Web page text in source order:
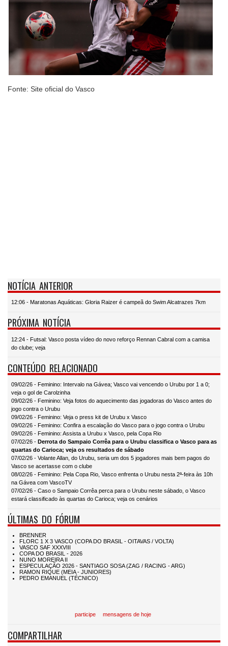
Fonte: Site oficial do Vasco
NOTÍCIA ANTERIOR
12:06 - Maratonas Aquáticas: Gloria Raizer é campeã do Swim Alcatrazes 7km
PRÓXIMA NOTÍCIA
12:24 - Futsal: Vasco posta vídeo do novo reforço Rennan Cabral com a camisa
do clube; veja
CONTEÚDO RELACIONADO
09/02/26 - Feminino: Intervalo na Gávea; Vasco vai vencendo o Urubu por 1 a 0;
veja o gol de Carolzinha
09/02/26 - Feminino: Veja fotos do aquecimento das jogadoras do Vasco antes do
jogo contra o Urubu
09/02/26 - Feminino: Veja o press kit de Urubu x Vasco
09/02/26 - Feminino: Confira a escalação do Vasco para o jogo contra o Urubu
09/02/26 - Feminino: Assista a Urubu x Vasco, pela Copa Rio
07/02/26 - Derrota do Sampaio Corrêa para o Urubu classifica o Vasco para as
quartas do Carioca; veja os resultados de sábado
07/02/26 - Volante Allan, do Urubu, seria um dos 5 jogadores mais bem pagos do
Vasco se acertasse com o clube
08/02/26 - Feminino: Pela Copa Rio, Vasco enfrenta o Urubu nesta 2ª-feira às 10h
na Gávea com VascoTV
07/02/26 - Caso o Sampaio Corrêa perca para o Urubu neste sábado, o Vasco
estará classificado às quartas do Carioca; veja os cenários
ÚLTIMAS DO FÓRUM
participe mensagens de hoje
COMPARTILHAR